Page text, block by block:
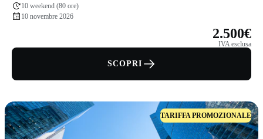
10 weekend (80 ore)
10 novembre 2026
2.500€
IVA esclusa
SCOPRI
TARIFFA PROMOZIONALE